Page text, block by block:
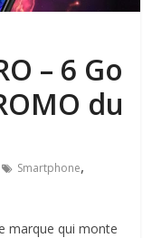
– 6 Go
du
Smartphone,
marque qui monte